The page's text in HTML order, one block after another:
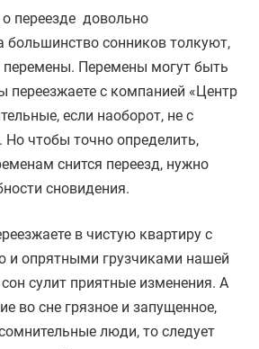
переезде довольно
большинство сонников толкуют,
перемены. Перемены могут быть
переезжаете с компанией «Центр
если наоборот, не с
чтобы точно определить,
снится переезд, нужно
сновидения.
в чистую квартиру с
и опрятными грузчиками нашей
сулит приятные изменения. А
во сне грязное и запущенное,
люди, то следует